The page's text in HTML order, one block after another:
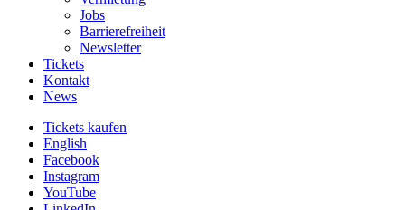
Jobs
Barrierefreiheit
Newsletter
Tickets
Kontakt
News
Tickets kaufen
English
Facebook
Instagram
YouTube